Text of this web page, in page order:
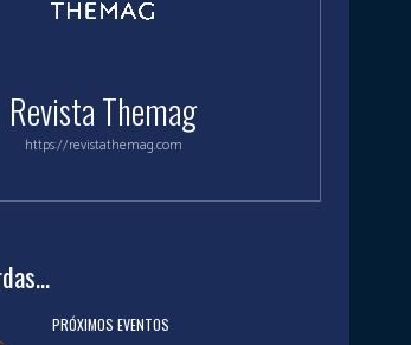
Revista Themag
https://revistathemag.com
PRÓXIMOS EVENTOS